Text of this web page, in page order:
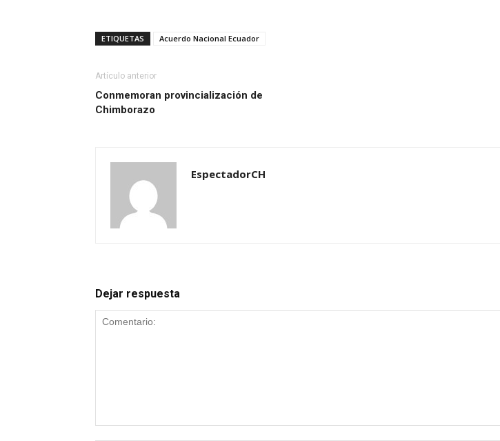
ETIQUETAS Acuerdo Nacional Ecuador
Artículo anterior
Conmemoran provincialización de
Chimborazo
EspectadorCH
Dejar respuesta